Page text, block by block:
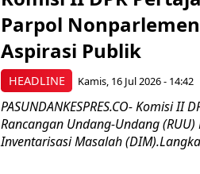
HEADLINE
Parpol
Aspirasi Publik
Kamis, 16 Jul 2026 - 14:42
PASUNDANKESPRES.CO- Komisi
Rancangan Undang-Undang
Inventarisasi Masalah